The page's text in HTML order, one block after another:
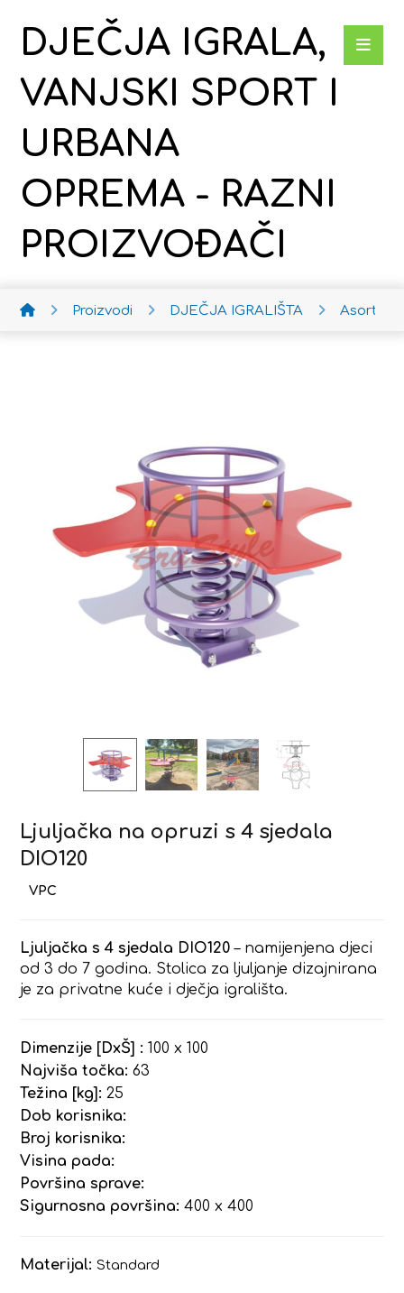
DJEČJA IGRALA,
VANJSKI SPORT I
URBANA
OPREMA - RAZNI
PROIZVOĐAČI
Proizvodi DJEČJA IGRALIŠTA
Ljuljačka na opruzi s 4 sjedala
DIO120
Ljuljačka s 4 sjedala DIO120 – namijenjena djeci
od 3 do 7 godina. Stolica za ljuljanje dizajnirana
je za privatne kuće i dječja igrališta.
Dimenzije [DxŠ] : 100 x 100
Najviša točka: 63
Težina [kg]: 25
Dob korisnika:
Broj korisnika:
Visina pada:
Površina sprave:
Sigurnosna površina: 400 x 400
Materijal:Standard